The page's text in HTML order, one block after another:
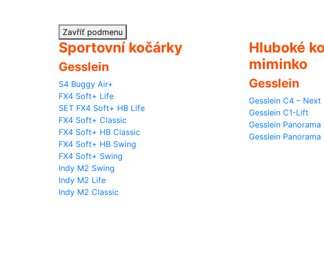
Zavříť podmenu
Sportovní kočárky
Gesslein
S4 Buggy Air+
FX4 Soft+ Life
SET FX4 Soft+ HB Life
FX4 Soft+ Classic
FX4 Soft+ HB Classic
FX4 Soft+ HB Swing
FX4 Soft+ Swing
Indy M2 Swing
Indy M2 Life
Indy M2 Classic
Hluboké
miminko
Gesslein
Gesslein C4 – Next
Gesslein C1-Lift
Gesslein Panorama
Gesslein Panorama